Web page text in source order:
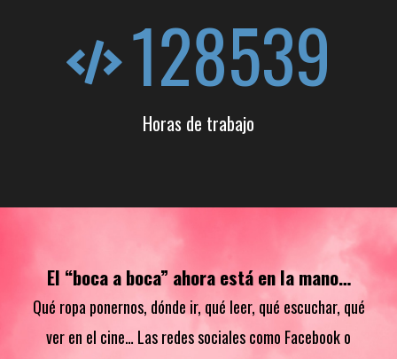
128539
Horas de trabajo
El “boca a boca” ahora está en la mano…
Qué ropa ponernos, dónde ir, qué leer, qué escuchar, qué
ver en el cine… Las redes sociales como Facebook o